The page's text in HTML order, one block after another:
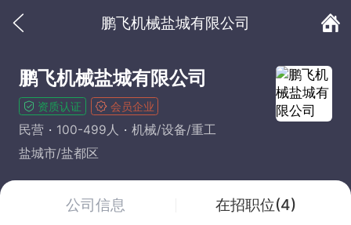
鹏飞机械盐城有限公司
鹏飞机械盐城有限公司
资质认证 会员企业
民营 100-499人
机械/设备/重工
盐城市/盐都区
公司信息 在招职位(4)